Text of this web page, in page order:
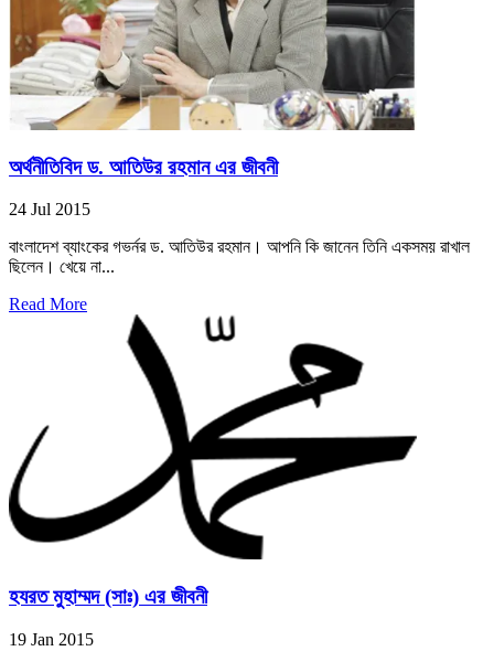
অর্থনীতিবিদ ড. আতিউর রহমান এর জীবনী
24 Jul 2015
বাংলাদেশ ব্যাংকের গভর্নর ড. আতিউর রহমান। আপনি কি জানেন তিনি একসময় রাখাল
ছিলেন। খেয়ে না...
Read More
হযরত মুহাম্মদ (সাঃ) এর জীবনী
19 Jan 2015